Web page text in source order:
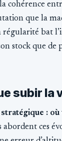
cohérence
que la
régularité bat
stock que
subir la
:
ces